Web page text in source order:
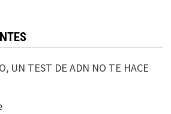
UN TEST DE ADN NO TE HACE